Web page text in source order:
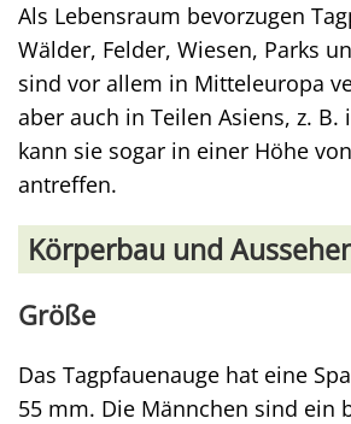
Als Lebensraum bevorzugen
Wälder, Felder, Wiesen, Parks
sind vor allem in Mitteleuropa
aber auch in Teilen Asiens, z. B.
kann sie sogar in einer Höhe
antreffen.
Körperbau und
Größe
Das Tagpfauenauge hat eine
55 mm. Die Männchen sind ein